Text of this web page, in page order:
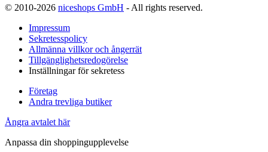
© 2010-2026 niceshops GmbH - All rights reserved.
Impressum
Sekretesspolicy
Allmänna villkor och ångerrät
Tillgänglighetsredogörelse
Inställningar för sekretess
Företag
Andra trevliga butiker
Ångra avtalet här
Anpassa din shoppingupplevelse